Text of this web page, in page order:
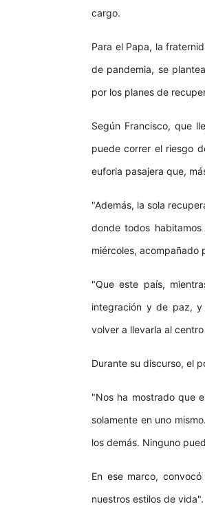
cargo.
Para el Papa, la
de pandemia, se
por los planes de
Según Francisco, que
puede correr el riesgo
euforia pasajera que,
"Además, la sola
donde todos
miércoles, acompañado
"Que este país,
integración y de paz, y
volver a llevarla al
Durante su discurso, el
"Nos ha mostrado que
solamente en uno
los demás. Ninguno
En ese marco,
nuestros estilos de vida".